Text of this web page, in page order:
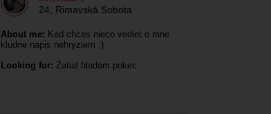
24 Rimavská Sobota
About me: Ked chces nieco vediet o mne
kludne napis nehryziem ;)
Looking for: Zatial hladam pokec